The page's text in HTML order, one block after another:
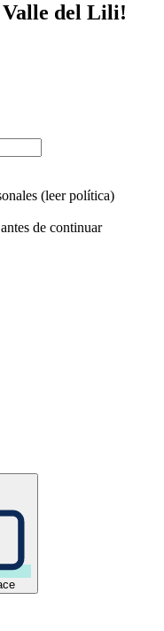
Valle del Lili!
(leer política)
de continuar